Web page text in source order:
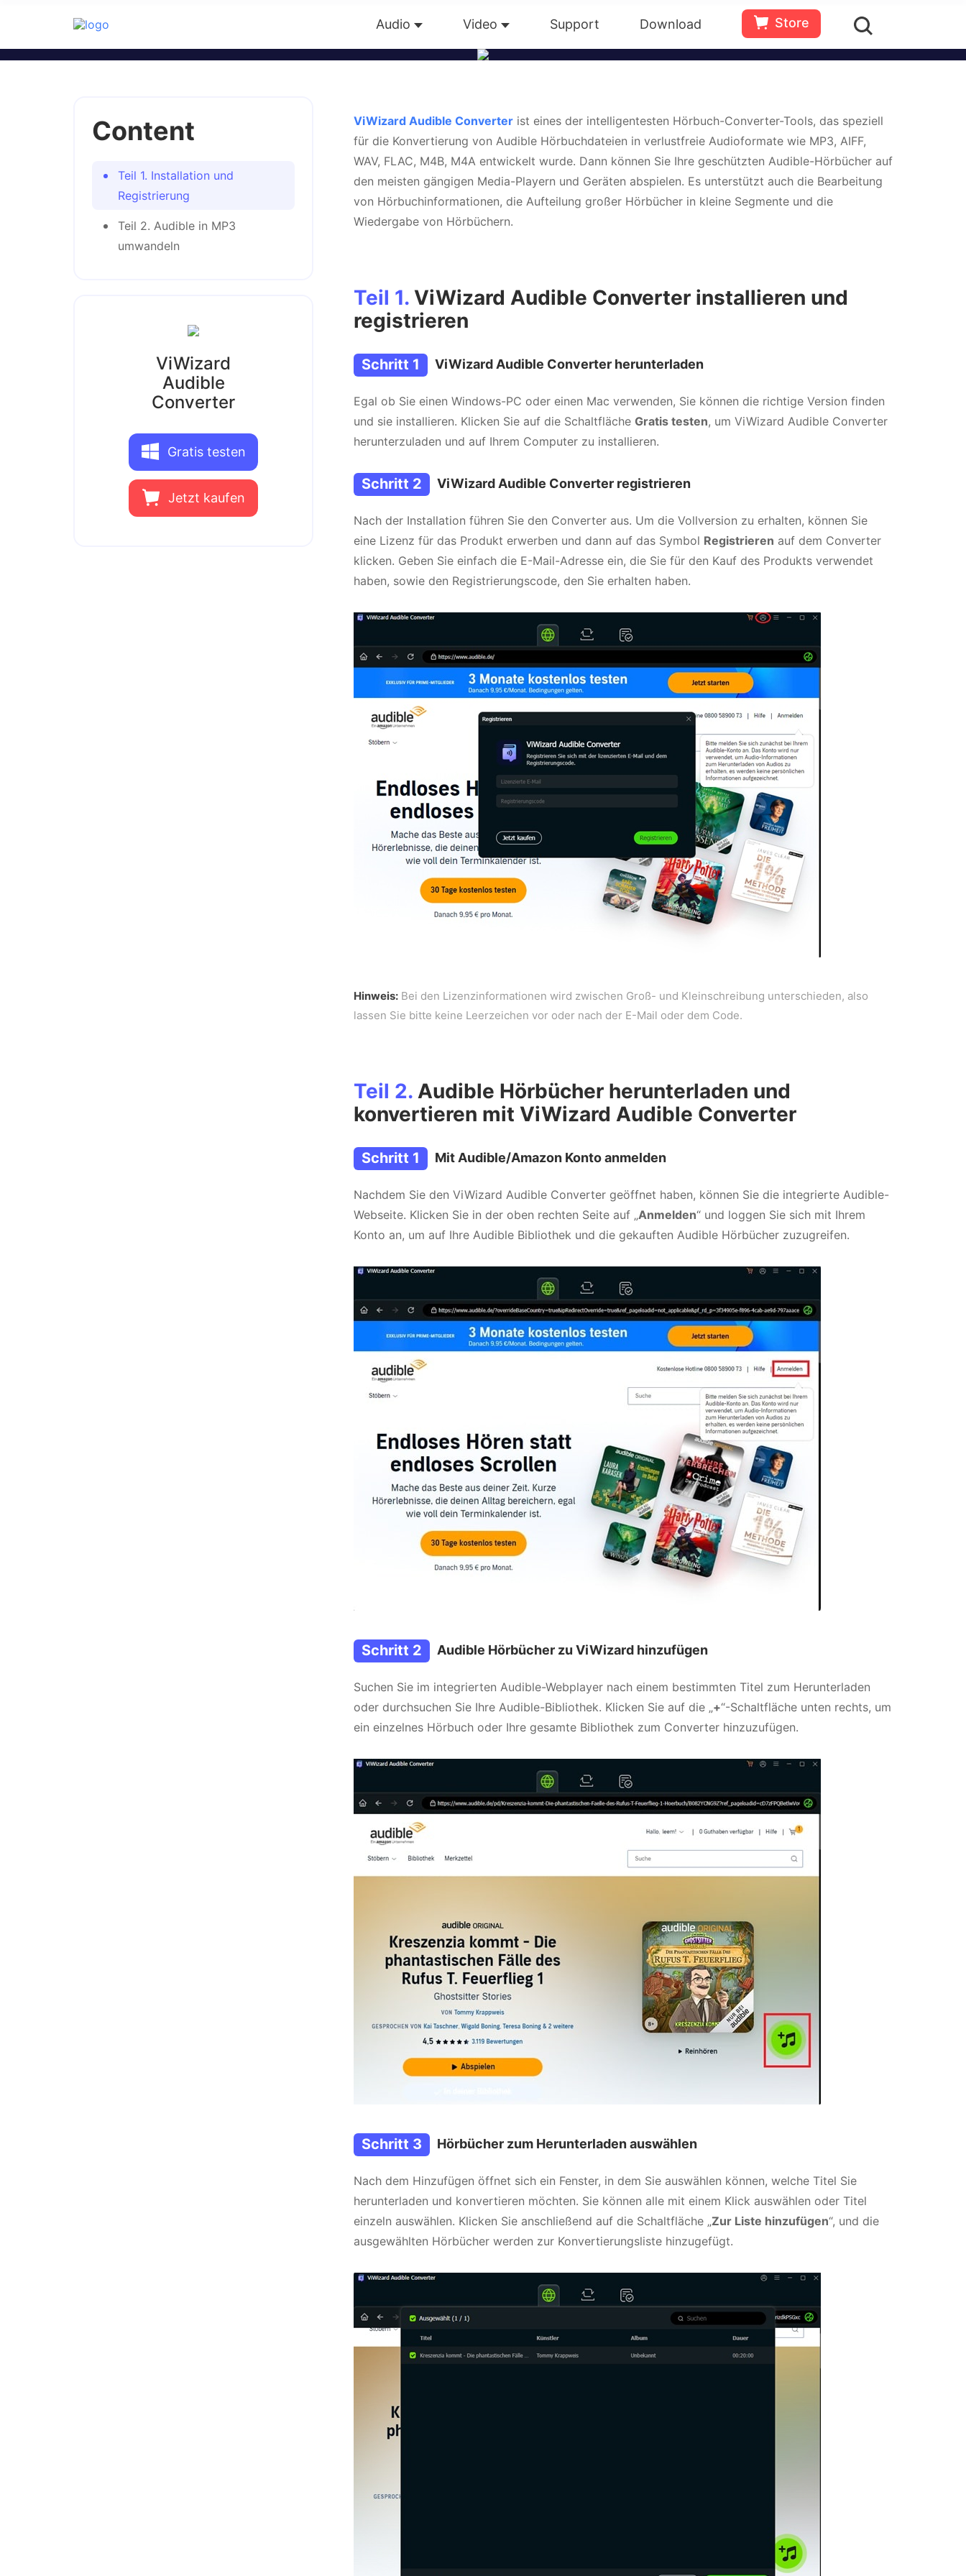
Audio Video Support Download Store
Bewertungen(0) Ressourcen
M4B- und andere beliebte Audioformate zu konvertieren. Außerdem kann er die großen Hörbuchdateien in kleine Clips nach
Kapiteln oder Zeitlänge aufzuteilen. Ohne weitere zusätzliche Anwendungen müssen installiert werden.
Gratis testen Jetzt kaufen
Content
Teil 1. Installation und
Registrierung
Teil 2. Audible in MP3
umwandeln
ViWizard
Audible
Converter
Gratis testen
Jetzt kaufen
ViWizard Audible Converter ist eines der intelligentesten Hörbuch-Converter-Tools, das speziell
für die Konvertierung von Audible Hörbuchdateien in verlustfreie Audioformate wie MP3, AIFF,
WAV, FLAC, M4B, M4A entwickelt wurde. Dann können Sie Ihre geschützten Audible-Hörbücher auf
den meisten gängigen Media-Playern und Geräten abspielen. Es unterstützt auch die Bearbeitung
von Hörbuchinformationen, die Aufteilung großer Hörbücher in kleine Segmente und die
Wiedergabe von Hörbüchern.
Teil 1. ViWizard Audible Converter installieren und
registrieren
Schritt 1 ViWizard Audible Converter herunterladen
Egal ob Sie einen Windows-PC oder einen Mac verwenden, Sie können die richtige Version finden
und sie installieren. Klicken Sie auf die Schaltfläche Gratis testen, um ViWizard Audible Converter
herunterzuladen und auf Ihrem Computer zu installieren.
Schritt 2 ViWizard Audible Converter registrieren
Nach der Installation führen Sie den Converter aus. Um die Vollversion zu erhalten, können Sie
eine Lizenz für das Produkt erwerben und dann auf das Symbol Registrieren auf dem Converter
klicken. Geben Sie einfach die E-Mail-Adresse ein, die Sie für den Kauf des Produkts verwendet
haben, sowie den Registrierungscode, den Sie erhalten haben.
Hinweis: Bei den Lizenzinformationen wird zwischen Groß- und Kleinschreibung unterschieden, also
lassen Sie bitte keine Leerzeichen vor oder nach der E-Mail oder dem Code.
Teil 2. Audible Hörbücher herunterladen und
konvertieren mit ViWizard Audible Converter
Schritt 1 Mit Audible/Amazon Konto anmelden
Nachdem Sie den ViWizard Audible Converter geöffnet haben, können Sie die integrierte Audible-
Webseite. Klicken Sie in der oben rechten Seite auf „Anmelden“ und loggen Sie sich mit Ihrem
Konto an, um auf Ihre Audible Bibliothek und die gekauften Audible Hörbücher zuzugreifen.
Schritt 2 Audible Hörbücher zu ViWizard hinzufügen
Suchen Sie im integrierten Audible-Webplayer nach einem bestimmten Titel zum Herunterladen
oder durchsuchen Sie Ihre Audible-Bibliothek. Klicken Sie auf die „+“-Schaltfläche unten rechts, um
ein einzelnes Hörbuch oder Ihre gesamte Bibliothek zum Converter hinzuzufügen.
Schritt 3 Hörbücher zum Herunterladen auswählen
Nach dem Hinzufügen öffnet sich ein Fenster, in dem Sie auswählen können, welche Titel Sie
herunterladen und konvertieren möchten. Sie können alle mit einem Klick auswählen oder Titel
einzeln auswählen. Klicken Sie anschließend auf die Schaltfläche „Zur Liste hinzufügen“, und die
ausgewählten Hörbücher werden zur Konvertierungsliste hinzugefügt.